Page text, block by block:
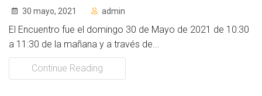
30 mayo, 2021 admin
El Encuentro fue el domingo 30 de Mayo de 2021 de 10:30
a 11:30 de la mañana y a través de...
Continue Reading